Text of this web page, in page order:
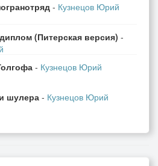
великий День,
в тень,
от вас уходят
знамёна.
- Кузнецов Юрий
(Питерская версия) -
- Кузнецов Юрий
шулера- Кузнецов Юрий